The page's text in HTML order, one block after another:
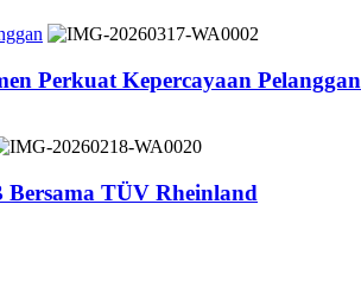
Perkuat Kepercayaan Pelanggan
TÜV Rheinland